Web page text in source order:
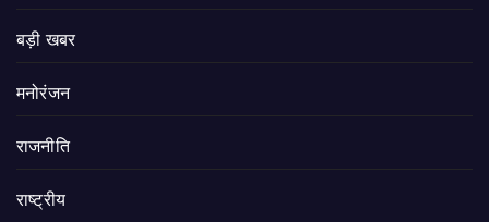
बड़ी खबर
मनोरंजन
राजनीति
राष्ट्रीय